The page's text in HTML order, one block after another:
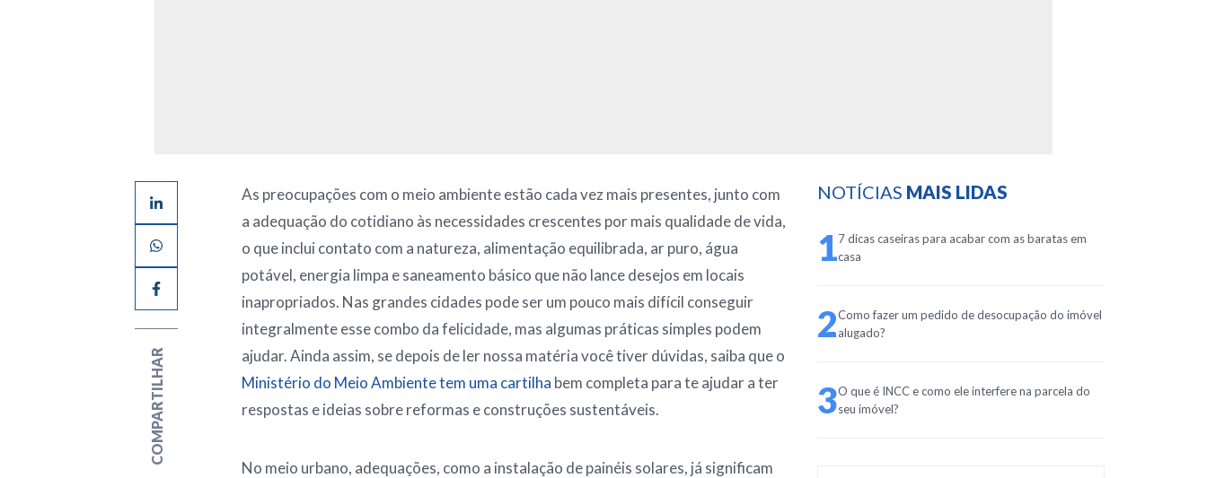
COMPARTILHAR
As preocupações com o meio ambiente estão cada vez mais presentes, junto com
a adequação do cotidiano às necessidades crescentes por mais qualidade de vida,
o que inclui contato com a natureza, alimentação equilibrada, ar puro, água
potável, energia limpa e saneamento básico que não lance desejos em locais
inapropriados. Nas grandes cidades pode ser um pouco mais difícil conseguir
integralmente esse combo da felicidade, mas algumas práticas simples podem
ajudar. Ainda assim, se depois de ler nossa matéria você tiver dúvidas, saiba que o
Ministério do Meio Ambiente tem uma cartilha bem completa para te ajudar a ter
respostas e ideias sobre reformas e construções sustentáveis.
No meio urbano, adequações, como a instalação de painéis solares, já significam
NOTÍCIAS MAIS LIDAS
17 dicas caseiras para acabar com as baratas em
casa
2Como fazer um pedido de desocupação do imóvel
alugado?
3O que é INCC e como ele interfere na parcela do
seu imóvel?